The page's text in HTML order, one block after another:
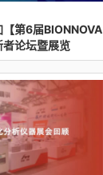
第6届BIONNOVA
论坛暨展览
张江科学会堂！